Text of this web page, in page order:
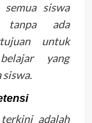
siswa
tanpa ada
untuk
yang
siswa.
adalah